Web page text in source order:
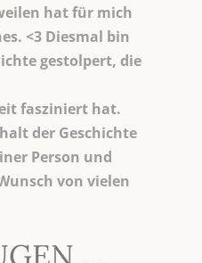
hat für mich
<3 Diesmal bin
gestolpert, die
fasziniert hat.
der Geschichte
Person und
von vielen